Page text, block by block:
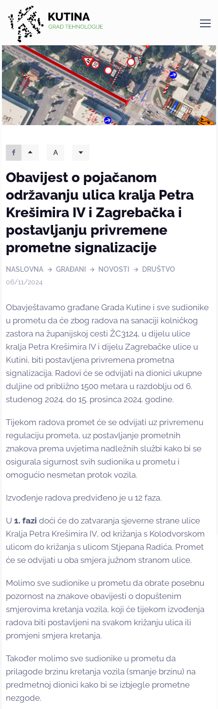
Kutina
Obavijest o pojačanom
održavanju ulica kralja Petra
Krešimira IV i Zagrebačka i
postavljanju privremene
prometne signalizacije
NASLOVNA GRAĐANI NOVOSTI
DRUŠTVO
06/11/2024
Obavještavamo građane Grada Kutine i sve sudionike
u prometu da će zbog radova na sanaciji kolničkog
zastora na županijskoj cesti ŽC3124, u dijelu ulice
kralja Petra Krešimira IV i dijelu Zagrebačke ulice u
Kutini, biti postavljena privremena prometna
signalizacija. Radovi će se odvijati na dionici ukupne
duljine od približno 1500 metara u razdoblju od 6.
studenog 2024. do 15. prosinca 2024. godine.
Tijekom radova promet će se odvijati uz privremenu
regulaciju prometa, uz postavljanje prometnih
znakova prema uvjetima nadležnih službi kako bi se
osigurala sigurnost svih sudionika u prometu i
omogućio nesmetan protok vozila.
Izvođenje radova predviđeno je u 12 faza.
U 1. fazi doći će do zatvaranja sjeverne strane ulice
Kralja Petra Krešimira IV, od križanja s Kolodvorskom
ulicom do križanja s ulicom Stjepana Radića. Promet
će se odvijati u oba smjera južnom stranom ulice.
Molimo sve sudionike u prometu da obrate posebnu
pozornost na znakove obavijesti o dopuštenim
smjerovima kretanja vozila, koji će tijekom izvođenja
radova biti postavljeni na svakom križanju ulica ili
promjeni smjera kretanja.
Također molimo sve sudionike u prometu da
prilagode brzinu kretanja vozila (smanje brzinu) na
predmetnoj dionici kako bi se izbjegle prometne
nezgode.